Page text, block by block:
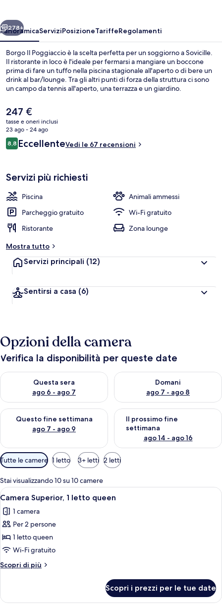
Avanti
278+
PanoramicaServiziPosizioneTariffeRegolamenti
Borgo Il Poggiaccio è la scelta perfetta per un soggiorno a Sovicille.
Il ristorante in loco è l'ideale per fermarsi a mangiare un boccone
prima di fare un tuffo nella piscina stagionale all'aperto o di bere un
drink al bar/lounge. Tra gli altri punti di forza della struttura ci sono
un campo da tennis all'aperto, una terrazza e un giardino.
Il
prezzo
attuale
è
247 €
247 €
tasse e oneri inclusi
23 ago - 24 ago
Recensioni
8,88,8 su 10
EccellenteVedi le 67 recensioni
Servizi più richiesti
Piscina
Animali ammessi
Parcheggio gratuito
Wi-Fi gratuito
Ristorante
Zona lounge
Mostra tutto
Servizi principali (12)
Sentirsi a casa (6)
Opzioni della camera
Verifica la disponibilità per queste date
Questa sera
ago 6 - ago 7
Verifica la disponibilità per questa sera, ago 6 - ago 7
Domani
ago 7 - ago 8
Verifica la disponibilità per
Questo fine settimana
ago 7 - ago 9
Verifica la disponibilità per questo fine settimana, ago 7 - ago
Il prossimo fine
settimana
ago 14 - ago 16
Verifica la disponibilità per il
Filtri
disponibili
per
le
camere
Tutte le camere 1 letto 3+ letti 2 letti
Stai visualizzando 10 su 10 camere
Apri
tutte
le
foto
per
Camera
Superior,
1
queen
Una camera d'albergo con un letto,
24
Camera Superior, 1 letto queen
1 camera
Per 2 persone
1 letto queen
Wi-Fi gratuito
Scopri di più
Altri
Superior,
Scopri i prezzi per le tue date